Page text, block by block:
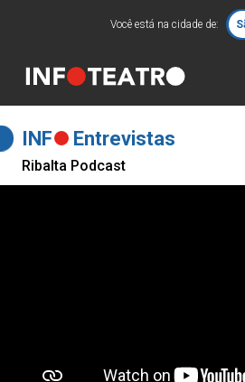
Você está na cidade de:
INF Entrevistas
Ribalta Podcast